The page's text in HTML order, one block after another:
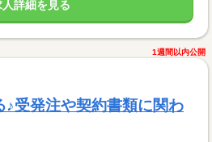
人詳細を見る
1週間以内公開
♪受発注や契約書類に関わ